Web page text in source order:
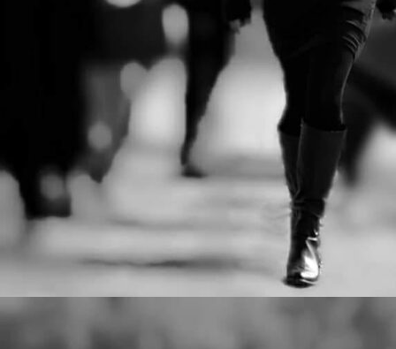
Μαύρη Χήρα».
Ο